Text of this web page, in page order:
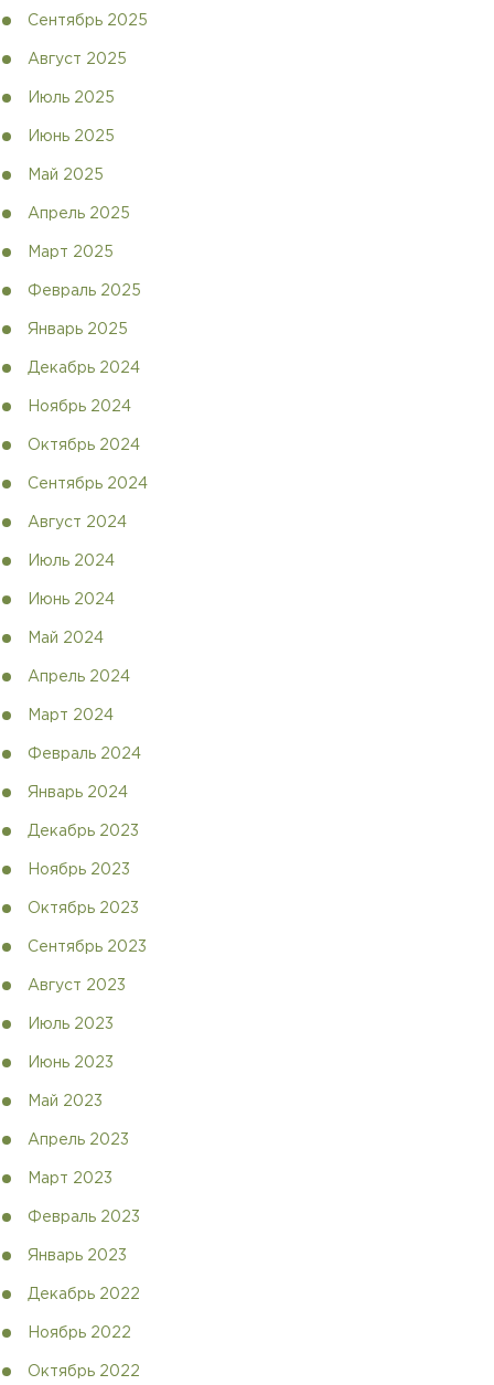
Сентябрь 2025
Август 2025
Июль 2025
Июнь 2025
Май 2025
Апрель 2025
Март 2025
Февраль 2025
Январь 2025
Декабрь 2024
Ноябрь 2024
Октябрь 2024
Сентябрь 2024
Август 2024
Июль 2024
Июнь 2024
Май 2024
Апрель 2024
Март 2024
Февраль 2024
Январь 2024
Декабрь 2023
Ноябрь 2023
Октябрь 2023
Сентябрь 2023
Август 2023
Июль 2023
Июнь 2023
Май 2023
Апрель 2023
Март 2023
Февраль 2023
Январь 2023
Декабрь 2022
Ноябрь 2022
Октябрь 2022